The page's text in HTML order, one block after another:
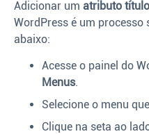
Adicionar um atributo título
WordPress é um processo
abaixo:
Acesse o painel do
Menus.
Selecione o menu
Clique na seta ao